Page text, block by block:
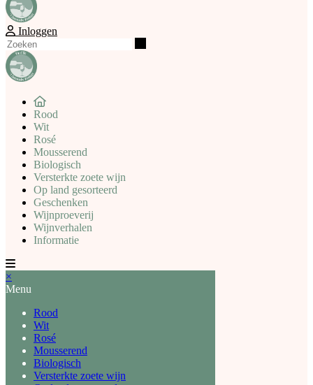
Inloggen
Rood
Wit
Rosé
Mousserend
Biologisch
Versterkte zoete wijn
Op land gesorteerd
Geschenken
Wijnproeverij
Wijnverhalen
Informatie
×
Menu
Rood
Wit
Rosé
Mousserend
Biologisch
Versterkte zoete wijn